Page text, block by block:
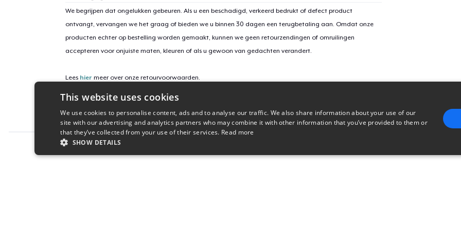
We begrijpen dat ongelukken gebeuren. Als u een beschadigd, verkeerd bedrukt of defect product
ontvangt, vervangen we het graag of bieden we u binnen 30 dagen een terugbetaling aan. Omdat onze
producten echter op bestelling worden gemaakt, kunnen we geen retourzendingen of omruilingen
accepteren voor onjuiste maten, kleuren of als u gewoon van gedachten verandert.
Lees hier meer over onze retourvoorwaarden.
Campagne-ID
soft-launch
This website uses cookies
We use cookies to personalise content, ads and to analyse our traffic. We also share information about your use of our
site with our advertising and analytics partners who may combine it with other information that you’ve provided to them or
that they’ve collected from your use of their services. Read more
SHOW DETAILS